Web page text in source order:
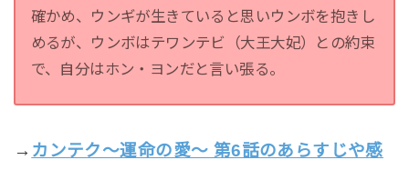
確かめ、ウンギが生きていると思いウンボを抱きし
めるが、ウンボはテワンテビ（大王大妃）との約束
で、自分はホン・ヨンだと言い張る。
→ カンテク～運命の愛～ 第6話のあらすじや感